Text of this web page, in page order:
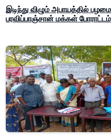
இடிந்து விழும் அபாயத்தில்
பரவிப்பாஞ்சான் மக்கள் போராட்டம்